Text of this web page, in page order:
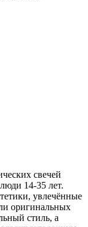
свечей
14-35 лет.
увлечённые
оригинальных
стиль, а